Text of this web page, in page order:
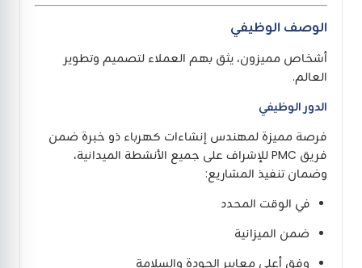
الوصف الوظيفي
أشخاص مميزون، يثق بهم العملاء لتصميم وتطوير
العالم.
الدور الوظيفي
فرصة مميزة لمهندس إنشاءات كهرباء ذو خبرة ضمن
فريق PMC للإشراف على جميع الأنشطة الميدانية،
وضمان تنفيذ المشاريع:
في الوقت المحدد
ضمن الميزانية
وفق أعلى معايير الجودة والسلامة